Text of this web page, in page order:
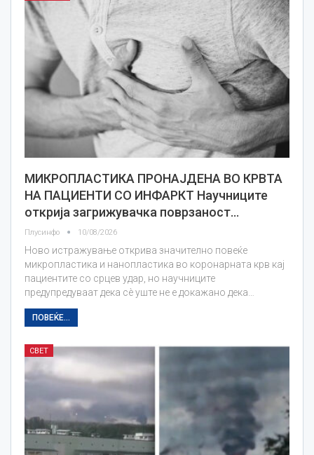
МИКРОПЛАСТИКА ПРОНАЈДЕНА ВО КРВТА
НА ПАЦИЕНТИ СО ИНФАРКТ Научниците
открија загрижувачка поврзаност…
Плусинфо 10/08/2026
Ново истражување открива значително повеќе
микропластика и нанопластика во коронарната крв кај
пациентите со срцев удар, но научниците
предупредуваат дека сè уште не е докажано дека…
ПОВЕЌЕ...
СВЕТ